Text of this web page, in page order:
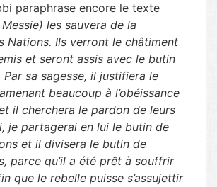
paraphrase encore le texte
les sauvera de la
Nations. Ils verront le châtiment
et seront assis avec le butin
sa sagesse, il justifiera le
beaucoup à l’obéissance
il cherchera le pardon de leurs
je partagerai en lui le butin de
et il divisera le butin de
parce qu’il a été prêt à souffrir
que le rebelle puisse s’assujettir